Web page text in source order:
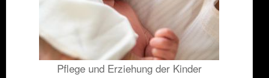
Pflege und Erziehung der Kinder